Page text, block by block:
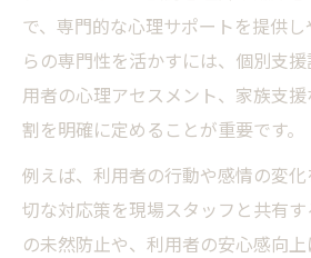
で、専門的な心理サポートを提供
らの専門性を活かすには、個別支援
用者の心理アセスメント、家族支
割を明確に定めることが重要です。
例えば、利用者の行動や感情の変
切な対応策を現場スタッフと共有
の未然防止や、利用者の安心感向